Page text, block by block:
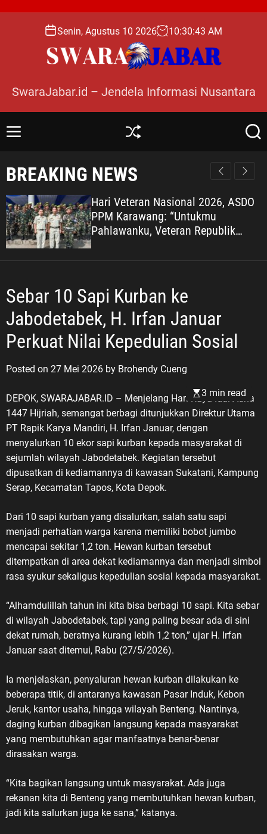
o
Senin, Agustus 10 2026 10:30:44 AM
SwaraJabar.id – Jendela Informasi Nusantara
M
u
S
ff
e
S
r
h
BREAKING NEWS
Hari Veteran Nasional 2026, ASDO
PPM Karawang: “Untukmu
Pahlawanku, Veteran Republik
Indonesia” KARAWANG —
bukan sekadar momentum
seremonial, melainkan ruang
refleksi bagi bangsa Indonesia
untuk kembali mengenang jasa,
pengorbanan, dan pengabdian para
telah berjuang merebut,
mempertahankan, serta menjaga
kedaulatan Negara Kesatuan
Republik Indonesia. Pesan tersebut
disampaikan ASDO, Sekretaris PC
Pemuda Panca Marga (PPM)
Karawang, bertepatan dengan Hari
Veteran Nasional 2026. Dengan
penuh penghormatan kepada para
menyampaikan pesan yang sarat
makna: “Untukmu Pahlawanku,
Veteran Republik Indonesia. Terima
kasih atas perjuangan,
pengorbanan, dan pengabdian
dan negara.” Menurut ASDO,
sejarah perjuangan para veteran
harus terus hidup dalam ingatan
kolektif bangsa. Terlebih di tengah
perkembangan zaman, masih
terdapat masyarakat, pelajar, dan
generasi muda yang belum
memahami secara utuh sejarah
Veteran Republik Indonesia
maupun keberadaan Legiun
Veteran Republik Indonesia (LVRI)
banyak masyarakat, pelajar dan
generasi muda yang belum
memahami tentang Veteran
Sebar 10 Sapi Kurban ke
Jabodetabek, H. Irfan Januar
Perkuat Nilai Kepedulian Sosial
Posted on 27 Mei 2026 by Brohendy Cueng
3 min read
DEPOK, SWARAJABAR.ID – Menjelang Hari Raya Idul Adha
1447 Hijriah, semangat berbagi ditunjukkan Direktur Utama
PT Rapik Karya Mandiri, H. Irfan Januar, dengan
menyalurkan 10 ekor sapi kurban kepada masyarakat di
sejumlah wilayah Jabodetabek. Kegiatan tersebut
dipusatkan di kediamannya di kawasan Sukatani, Kampung
Serap, Kecamatan Tapos, Kota Depok.
Dari 10 sapi kurban yang disalurkan, salah satu sapi
menjadi perhatian warga karena memiliki bobot jumbo
mencapai sekitar 1,2 ton. Hewan kurban tersebut
ditempatkan di area dekat kediamannya dan menjadi simbol
rasa syukur sekaligus kepedulian sosial kepada masyarakat.
“Alhamdulillah tahun ini kita bisa berbagi 10 sapi. Kita sebar
di wilayah Jabodetabek, tapi yang paling besar ada di sini
dekat rumah, beratnya kurang lebih 1,2 ton,” ujar H. Irfan
Januar saat ditemui, Rabu (27/5/2026).
Ia menjelaskan, penyaluran hewan kurban dilakukan ke
beberapa titik, di antaranya kawasan Pasar Induk, Kebon
Jeruk, kantor usaha, hingga wilayah Benteng. Nantinya,
daging kurban dibagikan langsung kepada masyarakat
yang membutuhkan agar manfaatnya benar-benar
dirasakan warga.
“Kita bagikan langsung untuk masyarakat. Ada juga
rekanan kita di Benteng yang membutuhkan hewan kurban,
jadi kita salurkan juga ke sana,” katanya.